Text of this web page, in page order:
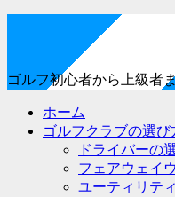
ゴルフ初心者から上級者
ホーム
ゴルフクラブの選び
ドライバーの
フェアウェイ
ユーティリテ